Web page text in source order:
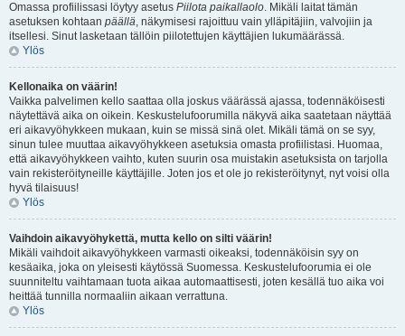
Omassa profiilissasi löytyy asetus Piilota paikallaolo. Mikäli laitat tämän
asetuksen kohtaan päällä, näkymisesi rajoittuu vain ylläpitäjiin, valvojiin ja
itsellesi. Sinut lasketaan tällöin piilotettujen käyttäjien lukumäärässä.
Ylös
Kellonaika on väärin!
Vaikka palvelimen kello saattaa olla joskus väärässä ajassa, todennäköisesti
näytettävä aika on oikein. Keskustelufoorumilla näkyvä aika saatetaan näyttää
eri aikavyöhykkeen mukaan, kuin se missä sinä olet. Mikäli tämä on se syy,
sinun tulee muuttaa aikavyöhykkeen asetuksia omasta profiilistasi. Huomaa,
että aikavyöhykkeen vaihto, kuten suurin osa muistakin asetuksista on tarjolla
vain rekisteröityneille käyttäjille. Joten jos et ole jo rekisteröitynyt, nyt voisi olla
hyvä tilaisuus!
Ylös
Vaihdoin aikavyöhykettä, mutta kello on silti väärin!
Mikäli vaihdoit aikavyöhykkeen varmasti oikeaksi, todennäköisin syy on
kesäaika, joka on yleisesti käytössä Suomessa. Keskustelufoorumia ei ole
suunniteltu vaihtamaan tuota aikaa automaattisesti, joten kesällä tuo aika voi
heittää tunnilla normaaliin aikaan verrattuna.
Ylös